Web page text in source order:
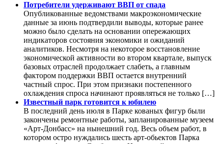
Потребители удерживают ВВП от спада
Опубликованные ведомствами макроэкономические
данные за июнь подтвердили выводы, которые ранее
можно было сделать на основании опережающих
индикаторов состояния экономики и ожиданий
аналитиков. Несмотря на некоторое восстановление
экономической активности во втором квартале, выпуск
базовых отраслей продолжает слабеть, а главным
фактором поддержки ВВП остается внутренний
частный спрос. При этом признаки постепенного
охлаждения спроса начинают проявляться не только […]
Известный парк готовится к юбилею
В последний день июля в Парке кованых фигур были
закончены ремонтные работы, запланированные музеем
«Арт-Донбасс» на нынешний год. Весь объем работ, в
котором остро нуждались шесть арт-обьектов Парка